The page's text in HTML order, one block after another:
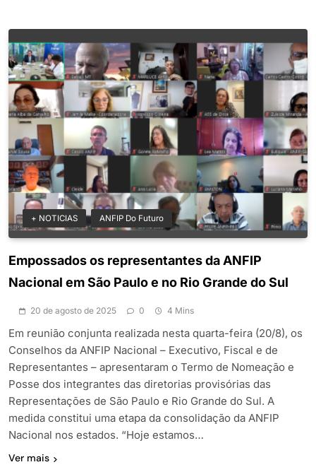
+ NOTICIAS ANFIP Do Futuro
Empossados os representantes da ANFIP
Nacional em São Paulo e no Rio Grande do Sul
20 de agosto de 2025 0 4 Mins
Em reunião conjunta realizada nesta quarta-feira (20/8), os
Conselhos da ANFIP Nacional – Executivo, Fiscal e de
Representantes – apresentaram o Termo de Nomeação e
Posse dos integrantes das diretorias provisórias das
Representações de São Paulo e Rio Grande do Sul. A
medida constitui uma etapa da consolidação da ANFIP
Nacional nos estados. “Hoje estamos…
Ver mais